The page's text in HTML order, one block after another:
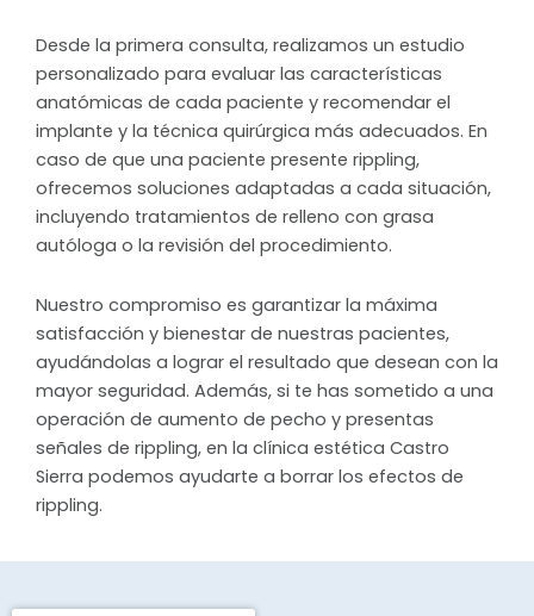
Desde la primera consulta, realizamos un estudio
personalizado para evaluar las características
anatómicas de cada paciente y recomendar el
implante y la técnica quirúrgica más adecuados. En
caso de que una paciente presente rippling,
ofrecemos soluciones adaptadas a cada situación,
incluyendo tratamientos de relleno con grasa
autóloga o la revisión del procedimiento.
Nuestro compromiso es garantizar la máxima
satisfacción y bienestar de nuestras pacientes,
ayudándolas a lograr el resultado que desean con la
mayor seguridad. Además, si te has sometido a una
operación de aumento de pecho y presentas
señales de rippling, en la clínica estética Castro
Sierra podemos ayudarte a borrar los efectos de
rippling.